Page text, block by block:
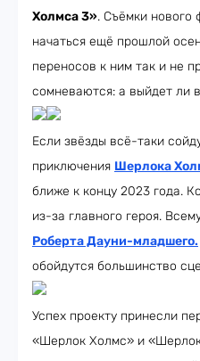
Холмса 3». Съёмки
начаться ещё прошлой
переносов к ним так и не
сомневаются: а выйдет ли
Если звёзды всё-таки
приключения Шерлока
ближе к концу 2023 года.
из-за главного героя.
Роберта Дауни-младшего.
обойдутся большинство
Успех проекту принесли
«Шерлок Холмс» и